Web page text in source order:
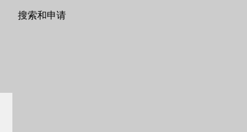
搜索和申请